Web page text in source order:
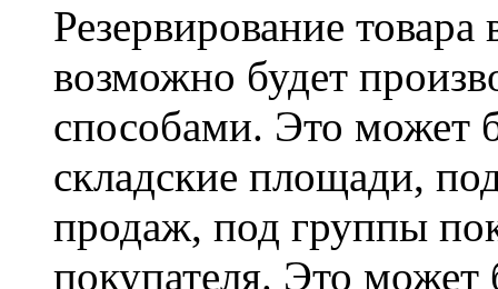
Резервирование
возможно будет
способами. Это может
складские площади,
продаж, под группы
покупателя. Это может